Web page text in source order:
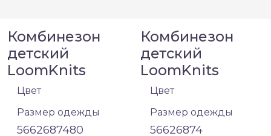
Комбинезон
детский
LoomKnits
Цвет
Размер одежды
5662687480
Комбинезон
детский
LoomKnits
Цвет
Размер одежды
56626874